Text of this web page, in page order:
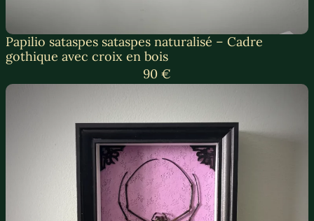
Papilio sataspes sataspes naturalisé – Cadre
gothique avec croix en bois
90 €